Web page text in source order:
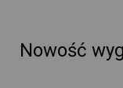
Nowość